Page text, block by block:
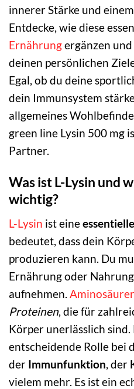
innerer Stärke und
Entdecke, wie diese
Ernährungergänzen
deinen persönlichen
Egal, ob du deine
dein Immunsystem
allgemeines
green line Lysin 500 mg
Partner.
Was ist L-Lysin und
wichtig?
L-Lysin ist eine
bedeutet, dass dein
produzieren kann. Du
Ernährung oder
aufnehmen.
Proteinen, die für
Körper unerlässlich sind.
entscheidende Rolle bei
der Immunfunktion, der
vielem mehr. Es ist ein